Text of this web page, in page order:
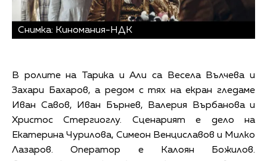
Снимка: Киномания-НДК
В ролите на Тарика и Али са Весела Вълчева и
Захари Бахаров, а редом с тях на екран гледаме
Иван Савов, Иван Бърнев, Валерия Върбанова и
Христос Стергиоглу. Сценарият е дело на
Екатерина Чурилова, Симеон Венциславов и Милко
Лазаров. Оператор e Калоян Божилов.